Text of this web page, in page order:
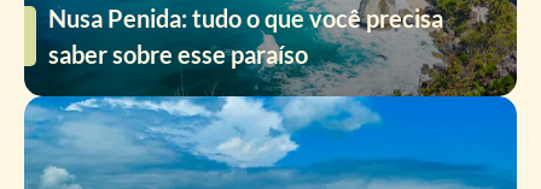
Nusa Penida: tudo o que você precisa
saber sobre esse paraíso